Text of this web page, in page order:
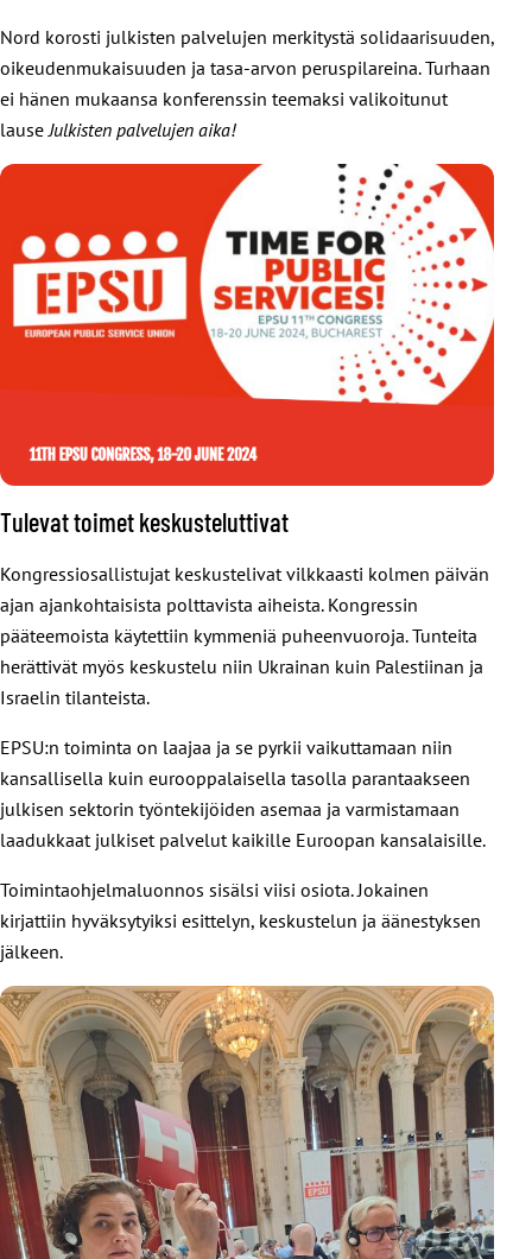
Nord korosti julkisten palvelujen merkitystä solidaarisuuden,
oikeudenmukaisuuden ja tasa-arvon peruspilareina. Turhaan
ei hänen mukaansa konferenssin teemaksi valikoitunut
lauseJulkisten palvelujen aika!
Tulevat toimet keskusteluttivat
Kongressiosallistujat keskustelivat vilkkaasti kolmen päivän
ajan ajankohtaisista polttavista aiheista. Kongressin
pääteemoista käytettiin kymmeniä puheenvuoroja. Tunteita
herättivät myös keskustelu niin Ukrainan kuin Palestiinan ja
Israelin tilanteista.
EPSU:n toiminta on laajaa ja se pyrkii vaikuttamaan niin
kansallisella kuin eurooppalaisella tasolla parantaakseen
julkisen sektorin työntekijöiden asemaa ja varmistamaan
laadukkaat julkiset palvelut kaikille Euroopan kansalaisille.
Toimintaohjelmaluonnos sisälsi viisi osiota. Jokainen
kirjattiin hyväksytyiksi esittelyn, keskustelun ja äänestyksen
jälkeen.